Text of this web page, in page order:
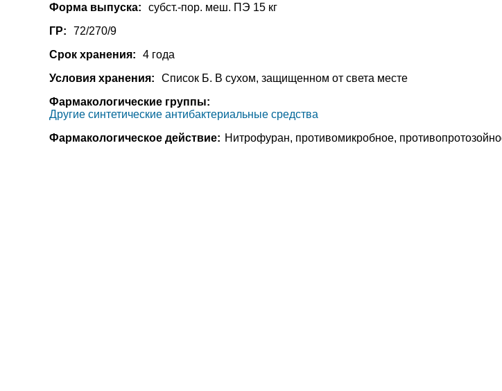
Форма выпуска:
субст.-пор. меш. ПЭ 15 кг
ГР:
72/270/9
Срок хранения:
4 года
Условия хранения:
Список Б. В сухом, защищенном от света месте
Фармакологические группы:
Другие синтетические антибактериальные средства
Фармакологическое действие: Нитрофуран, противомикробное,